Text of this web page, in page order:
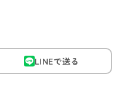
LINEで送る